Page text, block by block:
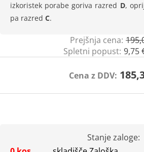
izkoristek porabe goriva razred D,
pa razred C.
Prejšnja cena:
Spletni popust: 9,75
Cena z DDV:
Stanje zaloge: